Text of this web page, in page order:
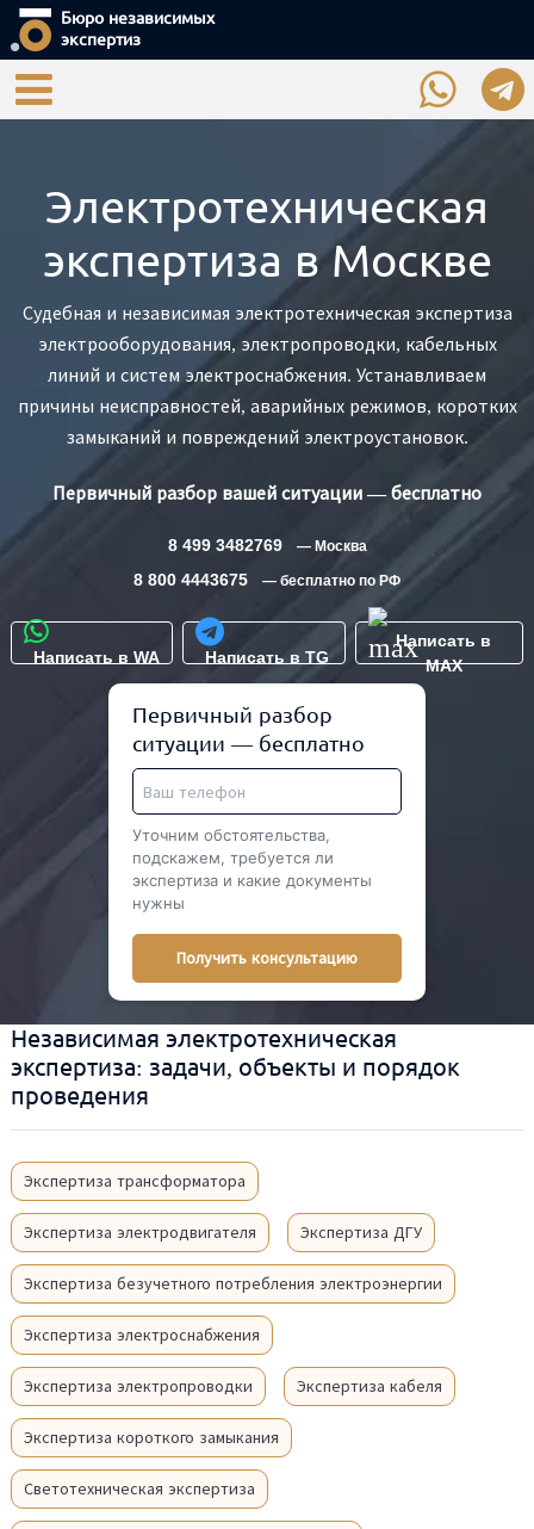
Бюро независимых
экспертиз
Электротехническая
экспертиза в Москве
Судебная и независимая электротехническая экспертиза
электрооборудования, электропроводки, кабельных
линий и систем электроснабжения. Устанавливаем
причины неисправностей, аварийных режимов, коротких
замыканий и повреждений электроустановок.
Первичный разбор вашей ситуации — бесплатно
8 499 3482769 — Москва
8 800 4443675 — бесплатно по РФ
Написать в WA Написать в TG
Написать в
MAX
Первичный разбор
ситуации — бесплатно
Уточним обстоятельства,
подскажем, требуется ли
экспертиза и какие документы
нужны
Получить консультацию
Независимая электротехническая
экспертиза: задачи, объекты и порядок
проведения
Экспертиза трансформатора
Экспертиза электродвигателя Экспертиза ДГУ
Экспертиза безучетного потребления электроэнергии
Экспертиза электроснабжения
Экспертиза электропроводки Экспертиза кабеля
Экспертиза короткого замыкания
Светотехническая экспертиза